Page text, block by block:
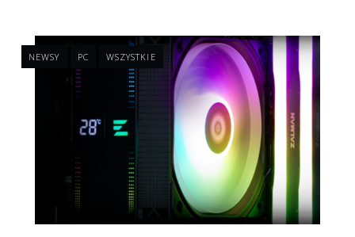
NEWSY PC WSZYSTKIE